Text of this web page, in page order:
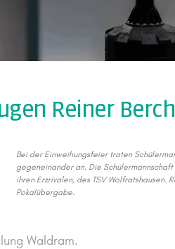
Reiner
Bei der Einweihungsfeier traten
gegeneinander an. Die
ihren Erzrivalen, des TSV Wolfratshausen.
Pokalübergabe.
Waldram.